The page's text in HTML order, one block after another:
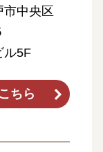
中央区
ル5F
ちら